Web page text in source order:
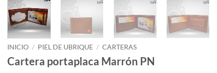
INICIO / PIEL DE UBRIQUE / CARTERAS
Cartera portaplaca Marrón PN